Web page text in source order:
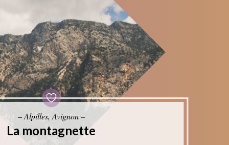
– Alpilles, Avignon –
La montagnette